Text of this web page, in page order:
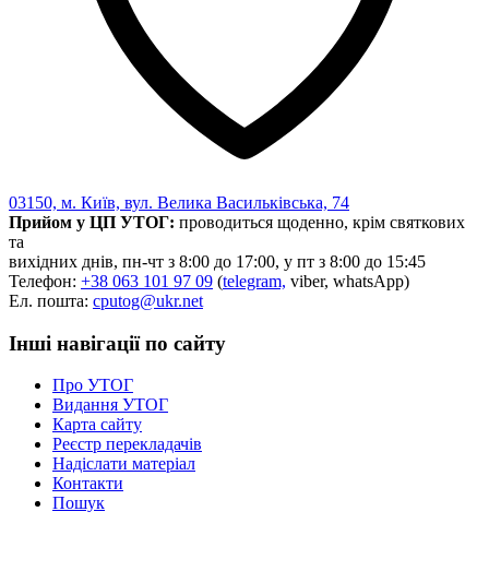
03150, м. Київ, вул. Велика Васильківська, 74
Прийом у ЦП УТОГ: проводиться щоденно, крім святкових
та
вихідних днів, пн-чт з 8:00 до 17:00, у пт з 8:00 до 15:45
Телефон: +38 063 101 97 09 (telegram, viber, whatsApp)
Ел. пошта: cputog@ukr.net
Інші навігації по сайту
Про УТОГ
Видання УТОГ
Карта сайту
Реєстр перекладачів
Надіслати матеріал
Контакти
Пошук